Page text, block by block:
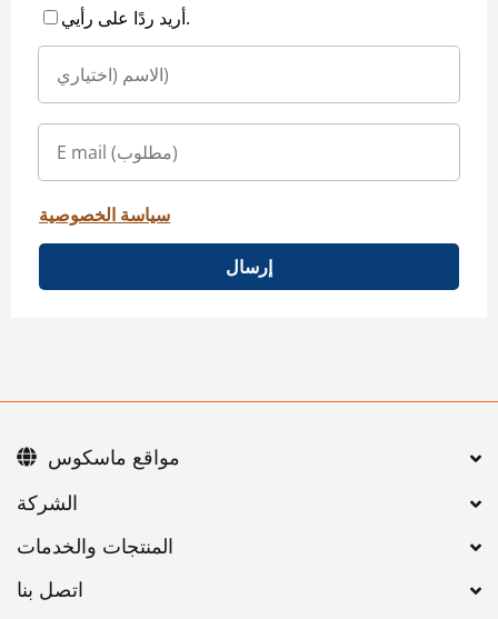
أريد ردًا على رأيي.
سياسة الخصوصية
إرسال
اتصل بنا
مواقع ماسكوس